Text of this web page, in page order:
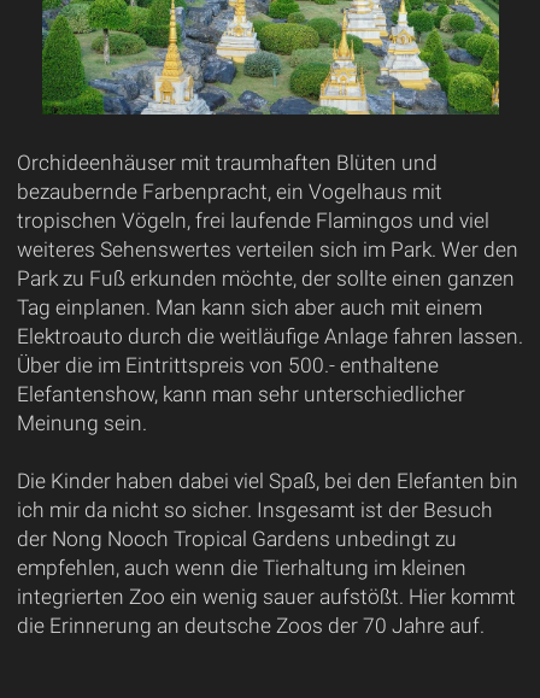
Orchideenhäuser mit traumhaften Blüten und
bezaubernde Farbenpracht, ein Vogelhaus mit
tropischen Vögeln, frei laufende Flamingos und viel
weiteres Sehenswertes verteilen sich im Park. Wer den
Park zu Fuß erkunden möchte, der sollte einen ganzen
Tag einplanen. Man kann sich aber auch mit einem
Elektroauto durch die weitläufige Anlage fahren lassen.
Über die im Eintrittspreis von 500.- enthaltene
Elefantenshow, kann man sehr unterschiedlicher
Meinung sein.
Die Kinder haben dabei viel Spaß, bei den Elefanten bin
ich mir da nicht so sicher. Insgesamt ist der Besuch
der Nong Nooch Tropical Gardens unbedingt zu
empfehlen, auch wenn die Tierhaltung im kleinen
integrierten Zoo ein wenig sauer aufstößt. Hier kommt
die Erinnerung an deutsche Zoos der 70 Jahre auf.